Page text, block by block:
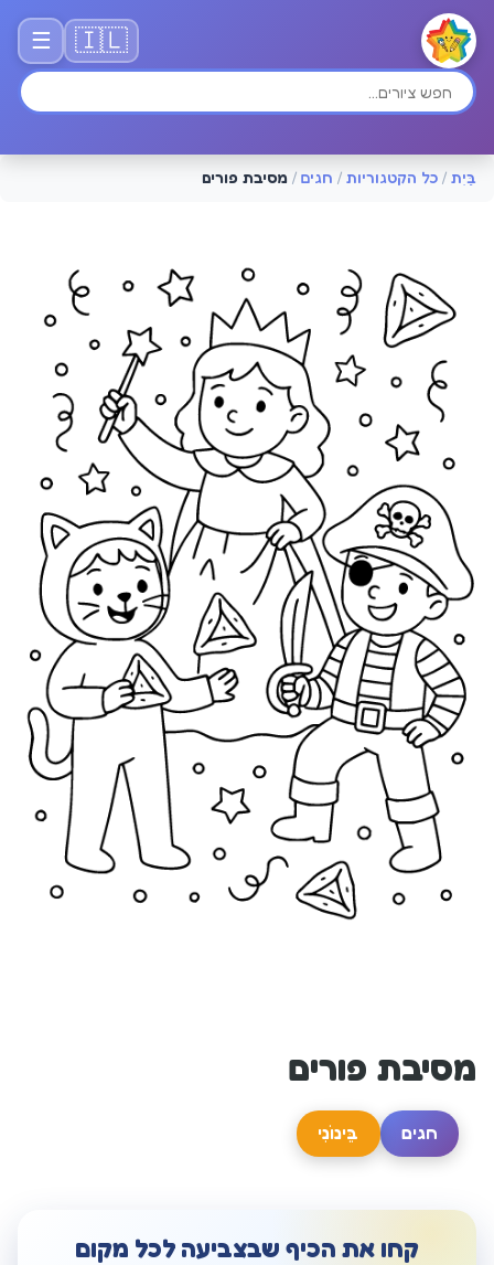
🇮🇱
☰
בַּיִת / כל הקטגוריות / חגים / מסיבת פורים
מסיבת פורים
חגים בֵּינוֹנִי
קחו את הכיף שבצביעה לכל מקום